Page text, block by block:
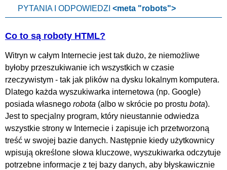
PYTANIA I ODPOWIEDZI <meta "robots">
Co to są roboty HTML?
Witryn w całym Internecie jest tak dużo, że niemożliwe
byłoby przeszukiwanie ich wszystkich w czasie
rzeczywistym - tak jak plików na dysku lokalnym komputera.
Dlatego każda wyszukiwarka internetowa (np. Google)
posiada własnego robota (albo w skrócie po prostu bota).
Jest to specjalny program, który nieustannie odwiedza
wszystkie strony w Internecie i zapisuje ich przetworzoną
treść w swojej bazie danych. Następnie kiedy użytkownicy
wpisują określone słowa kluczowe, wyszukiwarka odczytuje
potrzebne informacje z tej bazy danych, aby błyskawicznie